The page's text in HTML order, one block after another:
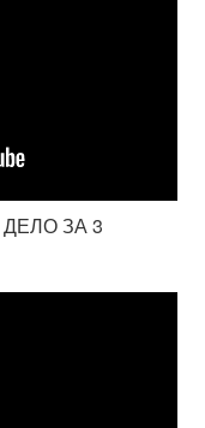
ДЕЛО ЗА 3